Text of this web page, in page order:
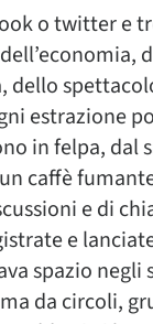
o twitter e
dello
estrazione
in felpa, dal
caffè
e di
e
spazio negli
da circoli,